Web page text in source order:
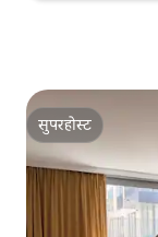
सुपरहोस्ट
सुपरहोस्ट